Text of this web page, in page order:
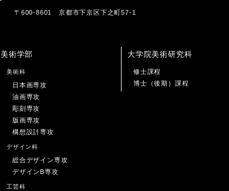
〒600-8601 京都市下京区下之町57-1
美術学部
美術科
日本画専攻
油画専攻
彫刻専攻
版画専攻
構想設計専攻
デザイン科
総合デザイン専攻
デザインB専攻
工芸科
大学院美術研究科
修士課程
博士（後期）課程